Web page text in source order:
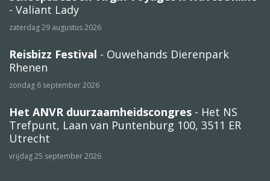
- Valiant Lady
zaterdag 29 augustus 2026
Reisbizz Festival - Ouwehands Dierenpark
Rhenen
zondag 6 september 2026
Het ANVR duurzaamheidscongres - Het NS
Trefpunt, Laan van Puntenburg 100, 3511 ER
Utrecht
vrijdag 25 september 2026